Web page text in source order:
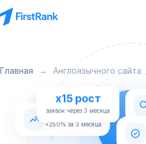
Главная → Англоязычного сайта
Рост трафика
+250% за 3 месяца
x15 рост
заявок через 3 месяца